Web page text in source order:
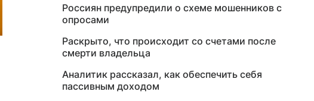
Россиян предупредили о схеме мошенников с
опросами
Раскрыто, что происходит со счетами после
смерти владельца
Аналитик рассказал, как обеспечить себя
пассивным доходом